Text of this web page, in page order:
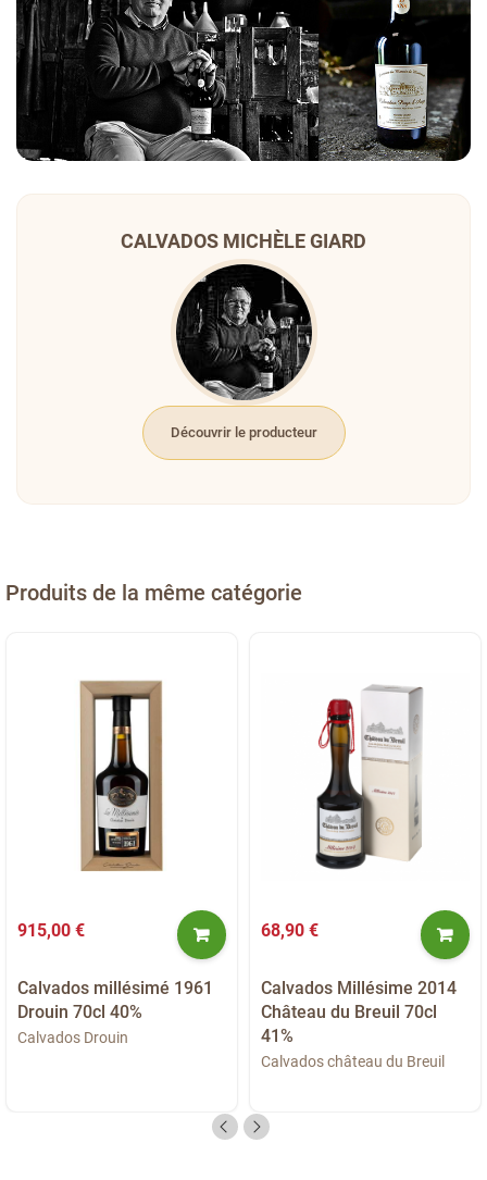
CALVADOS MICHÈLE GIARD
Découvrir le producteur
Produits de la même catégorie
915,00 €
Calvados millésimé 1961
Drouin 70cl 40%
Calvados Drouin
68,90 €
Calvados Millésime 2014
Château du Breuil 70cl
41%
Calvados château du Breuil